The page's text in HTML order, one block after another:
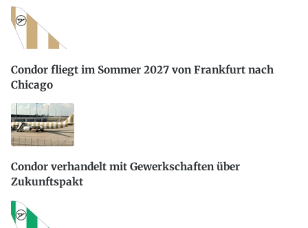
Condor fliegt im Sommer 2027 von Frankfurt nach
Chicago
Condor verhandelt mit Gewerkschaften über
Zukunftspakt